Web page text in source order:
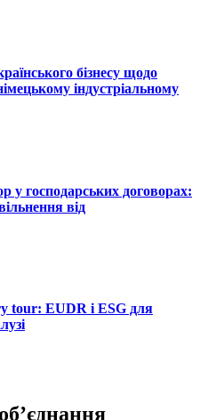
бізнесу щодо
індустріальному
господарських договорах:
від
tour: EUDR і ESG для